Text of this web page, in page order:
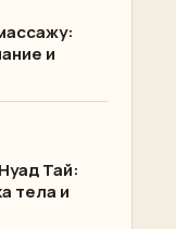
и
Тай:
тела и